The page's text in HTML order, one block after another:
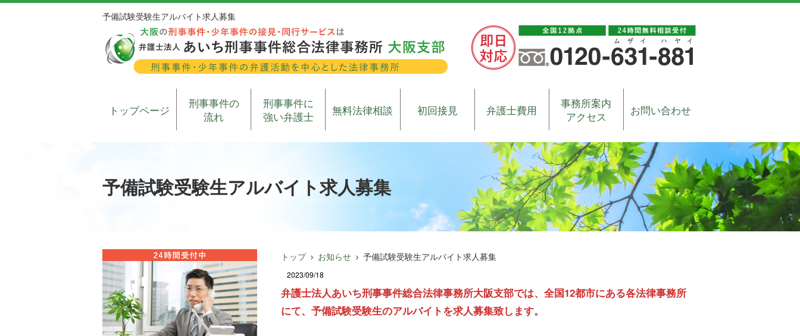
予備試験受験生アルバイト求人募集
トップページ
刑事事件の
流れ
刑事事件に
強い弁護士
無料法律相談 初回接見 弁護士費用
事務所案内
アクセス
お問い合わせ
予備試験受験生アルバイト求人募集
トップ お知らせ 予備試験受験生アルバイト求人募集
2023/09/18
弁護士法人あいち刑事事件総合法律事務所大阪支部では、全国12都市にある各法律事務所
にて、予備試験受験生のアルバイトを求人募集致します。